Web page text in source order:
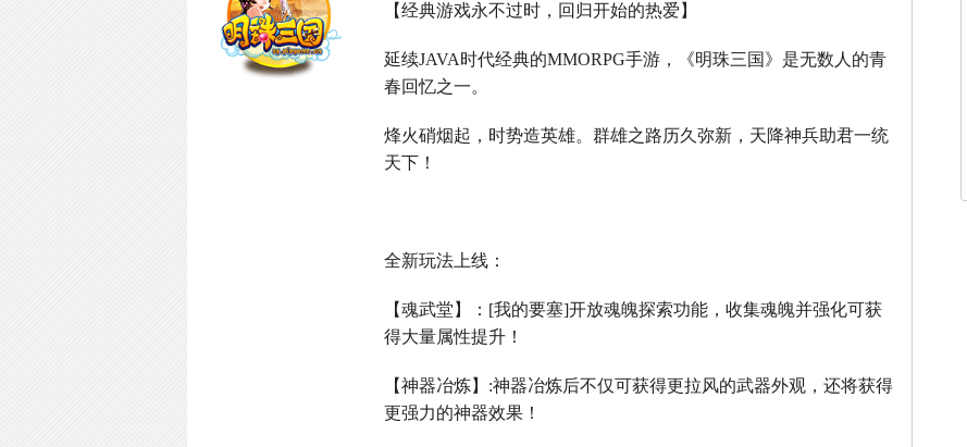
【经典游戏永不过时，回归开始的热爱】
延续JAVA时代经典的MMORPG手游，《明珠三国》是无数人的青
春回忆之一。
烽火硝烟起，时势造英雄。群雄之路历久弥新，天降神兵助君一统
天下！
全新玩法上线：
【魂武堂】： [我的要塞]开放魂魄探索功能，收集魂魄并强化可获
得大量属性提升！
【神器冶炼】 :神器冶炼后不仅可获得更拉风的武器外观，还将获得
更强力的神器效果！